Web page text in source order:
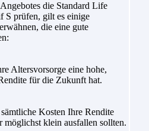
die Standard Life
S prüfen, gilt es einige
die eine gute
Altersvorsorge eine hohe,
für die Zukunft hat.
Kosten Ihre Rendite
möglichst klein ausfallen sollten.